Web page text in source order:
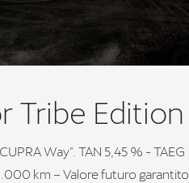
Tribe Edition
Way". TAN 5,45 % - TAEG
km – Valore futuro garantito